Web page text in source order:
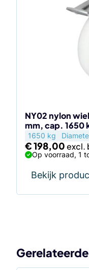
NY02 nylon
mm, cap. 1650
1650 kg
€198,00
Op voorraad, 1
Bekijk